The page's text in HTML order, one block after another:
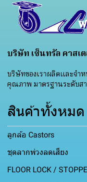
บริษัท เซ็นทรัล คาสเ
บริษัทของเราผลิตและจำ
คุณภาพ มาตรฐานระดับส
สินค้าทั้งหมด
ลูกล้อ Castors
ชุดลากพ่วงลดเสียง
FLOOR LOCK /